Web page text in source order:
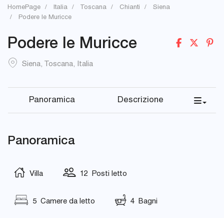
HomePage Italia Toscana Chianti
Siena
Podere le Muricce
Podere le Muricce
Siena, Toscana, Italia
Panoramica Descrizione
Panoramica
Villa 12 Posti letto
5 Camere da letto 4 Bagni